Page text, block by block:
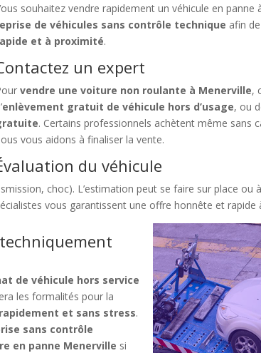
souhaitez vendre rapidement un véhicule en panne
de véhicules sans contrôle technique afin
et à proximité.
un expert
vendre une voiture non roulante à Menerville,
enlèvement gratuit de véhicule hors d’usage, ou
. Certains professionnels achètent même sans
vous aidons à finaliser la vente.
du véhicule
choc). L’estimation peut se faire sur place ou
vous garantissent une offre honnête et rapide
de véhicule hors service
les formalités pour la
et sans stress.
sans contrôle
en panne Menerville si